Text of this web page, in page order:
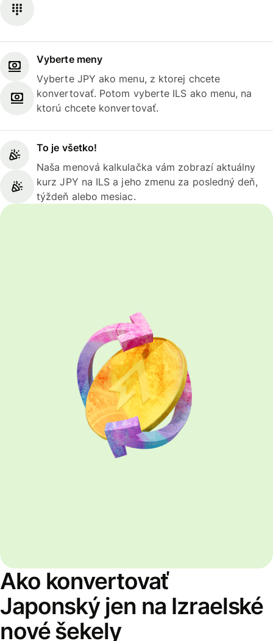
Vyberte meny
Vyberte JPY ako menu, z ktorej chcete
konvertovať. Potom vyberte ILS ako menu, na
ktorú chcete konvertovať.
To je všetko!
Naša menová kalkulačka vám zobrazí aktuálny
kurz JPY na ILS a jeho zmenu za posledný deň,
týždeň alebo mesiac.
Ako konvertovať
Japonský jen na Izraelské
nové šekely